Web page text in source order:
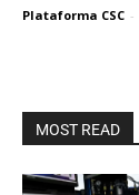
Plataforma CSC -
MOST READ